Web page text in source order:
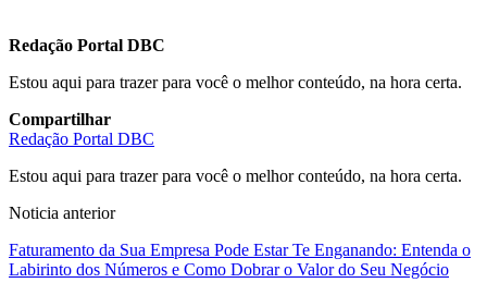
Redação Portal DBC
Estou aqui para trazer para você o melhor conteúdo, na hora certa.
Compartilhar
Redação Portal DBC
Estou aqui para trazer para você o melhor conteúdo, na hora certa.
Noticia anterior
Faturamento da Sua Empresa Pode Estar Te Enganando: Entenda o
Labirinto dos Números e Como Dobrar o Valor do Seu Negócio